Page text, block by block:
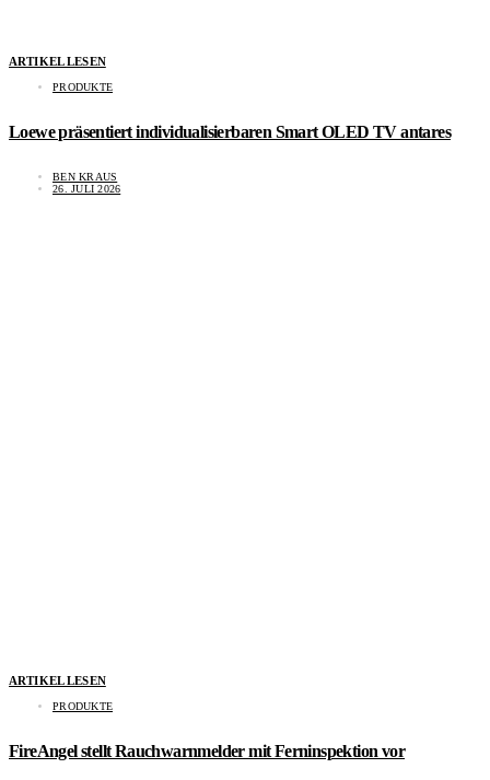
ARTIKEL LESEN
PRODUKTE
Loewe präsentiert individualisierbaren Smart OLED TV antares
BEN KRAUS
26. JULI 2026
ARTIKEL LESEN
PRODUKTE
FireAngel stellt Rauchwarnmelder mit Ferninspektion vor